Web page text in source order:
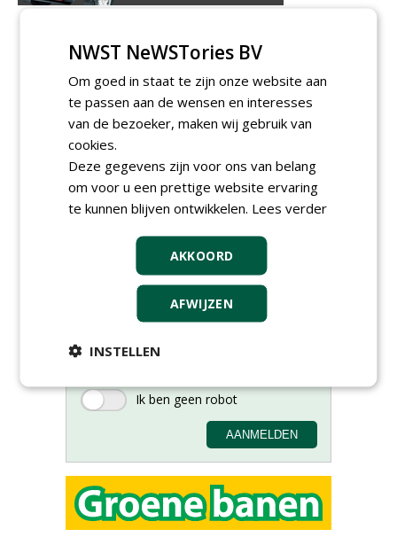
Meld je aan voor onze digitale
nieuwsbrief.
NWST NeWSTories BV
Om goed in staat te zijn onze website aan
te passen aan de wensen en interesses
van de bezoeker, maken wij gebruik van
cookies.
Deze gegevens zijn voor ons van belang
om voor u een prettige website ervaring
te kunnen blijven ontwikkelen. Lees verder
AKKOORD
AFWIJZEN
INSTELLEN